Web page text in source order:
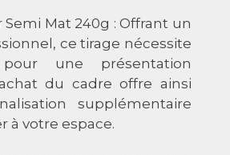
Semi Mat 240g : Offrant un
ce tirage nécessite
une présentation
du cadre offre ainsi
supplémentaire
à votre espace.